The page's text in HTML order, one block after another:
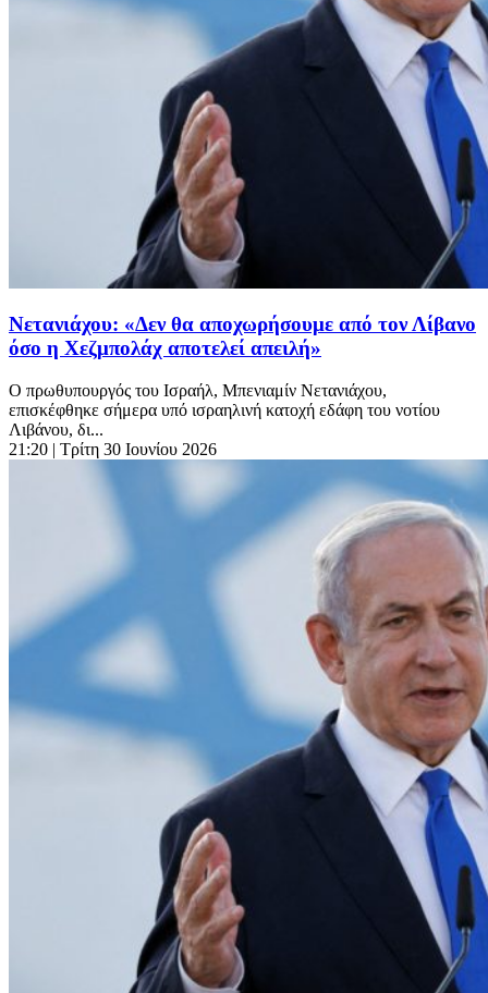
Νετανιάχου: «Δεν θα αποχωρήσουμε από τον Λίβανο
όσο η Χεζμπολάχ αποτελεί απειλή»
Ο πρωθυπουργός του Ισραήλ, Μπενιαμίν Νετανιάχου,
επισκέφθηκε σήμερα υπό ισραηλινή κατοχή εδάφη του νοτίου
Λιβάνου, δι...
21:20 | Τρίτη 30 Ιουνίου 2026